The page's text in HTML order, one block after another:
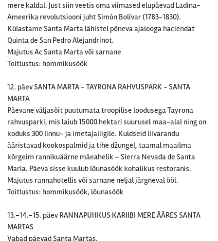
mere kaldal. Just siin veetis oma viimased elupäevad Ladina-
Ameerika revolutsiooni juht Simón Bolívar (1783-1830).
Külastame Santa Marta lähistel põneva ajalooga haciendat
Quinta de San Pedro Alejandrinot.
Majutus Ac Santa Marta või sarnane
Toitlustus: hommikusöök
12. päev SANTA MARTA - TAYRONA RAHVUSPARK - SANTA
MARTA
Päevane väljasõit puutumata troopilise loodusega Tayrona
rahvusparki, mis laiub 15000 hektari suurusel maa-alal ning on
koduks 300 linnu- ja imetajaliigile. Kuldseid liivarandu
ääristavad kookospalmid ja tihe džungel, taamal maailma
kõrgeim rannikuäärne mäeahelik – Sierra Nevada de Santa
Maria. Päeva sisse kuulub lõunasöök kohalikus restoranis.
Majutus rannahotellis või sarnane neljal järgneval ööl.
Toitlustus: hommikusöök, lõunasöök
13.-14.-15. päev RANNAPUHKUS KARIIBI MERE ÄÄRES SANTA
MARTAS
Vabad päevad Santa Martas.